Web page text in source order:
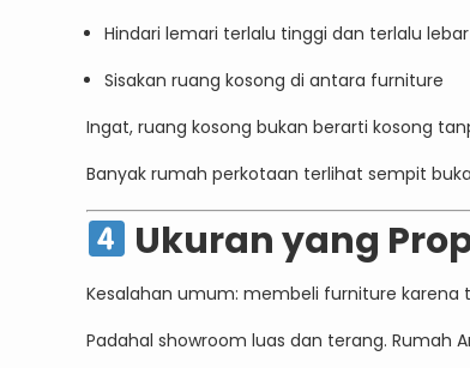
Hindari lemari terlalu tinggi dan terlalu lebar
Sisakan ruang kosong di antara furniture
Ingat, ruang kosong bukan berarti kosong
Banyak rumah perkotaan terlihat sempit
Ukuran yang
Kesalahan umum: membeli furniture karena
Padahal showroom luas dan terang. Rumah